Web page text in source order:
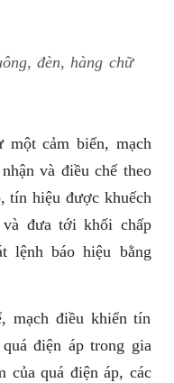
đèn, hàng chữ
một cảm biến, mạch
và điều chế theo
tín hiệu được khuếch
đưa tới khối chấp
lệnh báo hiệu bằng
mạch điều khiển tín
điện áp trong gia
của quá điện áp, các